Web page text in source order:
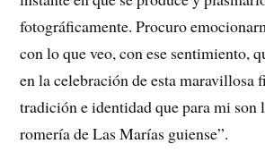
fotográficamente. Procuro
con lo que veo, con ese sentimiento,
en la celebración de esta maravillosa
tradición e identidad que para mi son
romería de Las Marías guiense”.